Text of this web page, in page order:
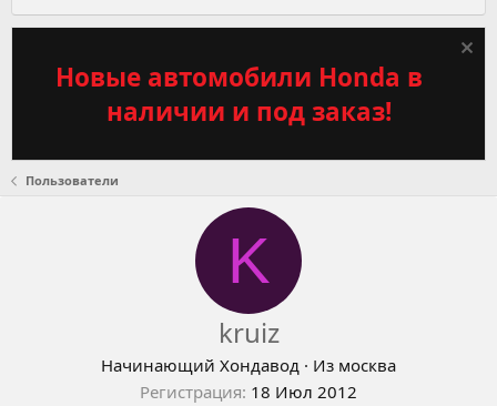
Новые автомобили Honda в
наличии и под заказ!
Пользователи
K
kruiz
Начинающий Хондавод · Из москва
Регистрация 18 Июл 2012